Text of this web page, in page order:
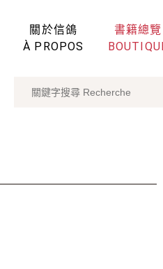
關於信鴿
À PROPOS
書籍總覽